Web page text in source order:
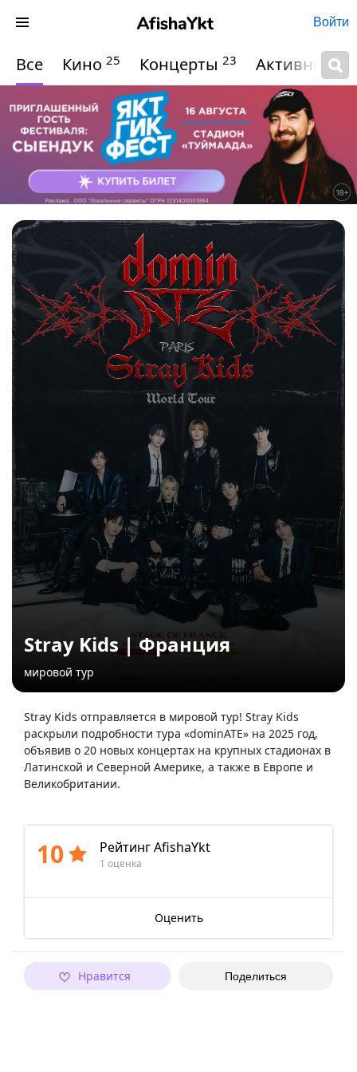
Войти
Все Кино 25 Концерты 23 Активный
Stray Kids | Франция
мировой тур
Stray Kids отправляется в мировой тур! Stray Kids
раскрыли подробности тура «dominATE» на 2025 год,
объявив о 20 новых концертах на крупных стадионах в
Латинской и Северной Америке, а также в Европе и
Великобритании.
10 Рейтинг AfishaYkt
1 оценка
Оценить
Нравится Поделиться